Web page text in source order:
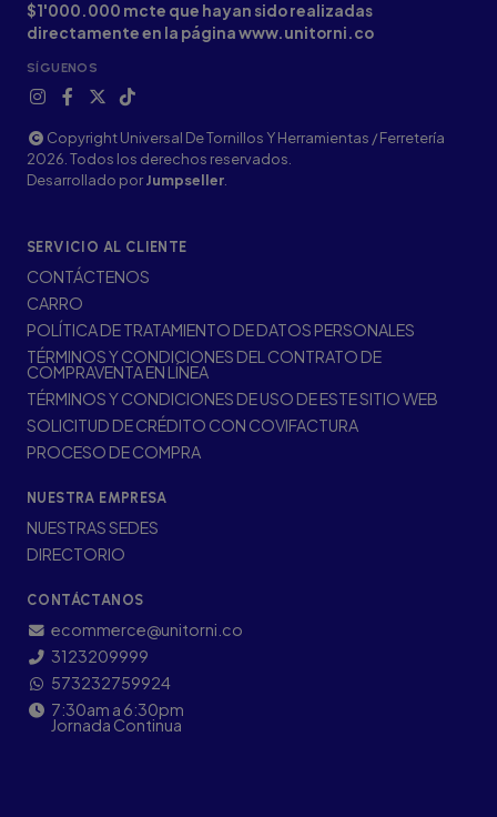
$1'000.000 mcte que hayan sido realizadas
directamente en la página www.unitorni.co
SÍGUENOS
Copyright Universal De Tornillos Y Herramientas / Ferretería
2026. Todos los derechos reservados.
Desarrollado porJumpseller
SERVICIO AL CLIENTE
CONTÁCTENOS
CARRO
POLÍTICA DE TRATAMIENTO DE DATOS PERSONALES
TÉRMINOS Y CONDICIONES DEL CONTRATO DE
COMPRAVENTA EN LÍNEA
TÉRMINOS Y CONDICIONES DE USO DE ESTE SITIO WEB
SOLICITUD DE CRÉDITO CON COVIFACTURA
PROCESO DE COMPRA
NUESTRA EMPRESA
NUESTRAS SEDES
DIRECTORIO
CONTÁCTANOS
ecommerce@unitorni.co
3123209999
573232759924
7:30am a 6:30pm
Jornada Continua